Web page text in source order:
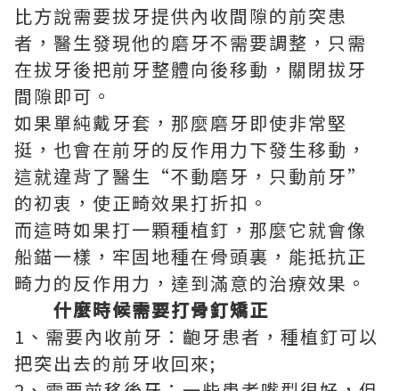
比方說需要拔牙提供內收間隙的前突患
者，醫生發現他的磨牙不需要調整，只需
在拔牙後把前牙整體向後移動，關閉拔牙
間隙即可。
如果單純戴牙套，那麼磨牙即使非常堅
挺，也會在前牙的反作用力下發生移動，
這就違背了醫生“不動磨牙，只動前牙”
的初衷，使正畸效果打折扣。
而這時如果打一顆種植釘，那麼它就會像
船錨一樣，牢固地種在骨頭裏，能抵抗正
畸力的反作用力，達到滿意的治療效果。
什麼時候需要打骨釘矯正
1、需要內收前牙：齙牙患者，種植釘可以
把突出去的前牙收回來;